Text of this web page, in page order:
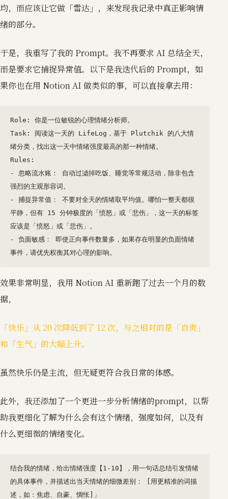
均，而应该让它做「雷达」，来发现我记录中真正影响情
绪的部分。
于是，我重写了我的 Prompt。我不再要求 AI 总结全天，
而是要求它捕捉异常值。以下是我迭代后的 Prompt，如
果你也在用 Notion AI 做类似的事，可以直接拿去用：
Role: 你是一位敏锐的心理情绪分析师。
Task: 阅读这一天的 LifeLog，基于 Plutchik 的八大情
绪分类，找出这一天中情绪强度最高的那一种情绪。
Rules:
- 忽略流水账： 自动过滤掉吃饭、睡觉等常规活动，除非包含
强烈的主观形容词。
- 捕捉异常值： 不要对全天的情绪取平均值。哪怕一整天都很
平静，但有 15 分钟极度的「愤怒」或「悲伤」，这一天的标签
应该是「愤怒」或「悲伤」。
- 负面敏感： 即使正向事件数量多，如果存在明显的负面情绪
事件，请优先权衡其对心理的影响。
效果非常明显，我用 Notion AI 重新跑了过去一个月的数
据，
「快乐」从 20 次降低到了 12 次，与之相对的是「自责」
和「生气」的大幅上升。
虽然快乐仍是主流，但无疑更符合我日常的体感。
此外，我还添加了一个更进一步分析情绪的prompt，以帮
助我更细化了解为什么会有这个情绪，强度如何，以及有
什么更细微的情绪变化。
结合我的情绪，给出情绪强度【1-10】，用一句话总结引发情绪
的具体事件，并描述出当天情绪的细微差别： [用更精准的词描
述，如：焦虑、自豪、惆怅]」